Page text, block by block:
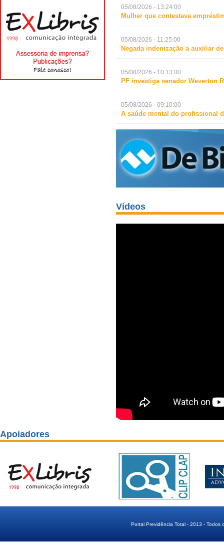
05/08/2026 - 13:24:00
Mulher que contestava
05/08/2026 - 11:25:00
Negada indenização a auxiliar
05/08/2026 - 10:13:00
PF investiga senador Weverton
05/08/2026 - 09:10:00
A saúde mental do profissional
Vídeos
Apoiadores
Portal Previdência Total - 2013 - Todos